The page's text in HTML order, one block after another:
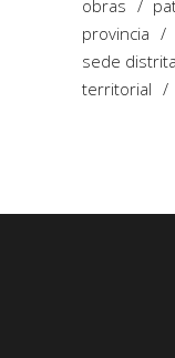
obras
provincia
sede
territorial